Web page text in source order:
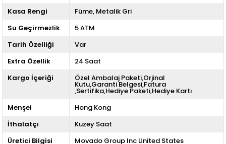
Kasa Rengi
Füme Metalik Gri
Su Geçirmezlik
5 ATM
Tarih Özelliği
Var
Extra Özellik
24 Saat
Kargo İçeriği
Özel Ambalaj Paketi,Orjinal
Kutu,Garanti Belgesi,Fatura
,Sertifika,Hediye Paketi,Hediye Kartı
Menşei
Hong Kong
İthalatçı
Kuzey Saat
Üretici Bilgisi
Movado Group Inc United States